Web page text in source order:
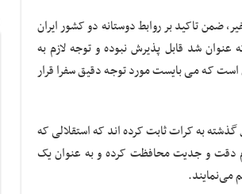
ضمن تاکید بر روابط دوستانه دو کشور ایران
شد قابل پذیرش نبوده و توجه لازم به
که می بایست مورد توجه دقیق سفرا قرار
همچنین تاکید گردید که ملت بزرگ ایران طی ۴۲ سال گذشته به کرات ثابت کرده اند که استقلالی که
دقت و جدیت محافظت کرده و به عنوان یک
می‌نمایند.